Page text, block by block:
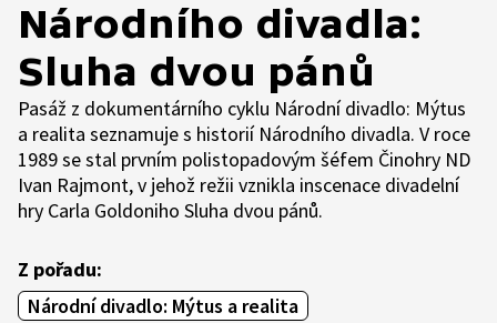
Národního divadla:
Sluha dvou pánů
Pasáž z dokumentárního cyklu Národní divadlo: Mýtus
a realita seznamuje s historií Národního divadla. V roce
1989 se stal prvním polistopadovým šéfem Činohry ND
Ivan Rajmont, v jehož režii vznikla inscenace divadelní
hry Carla Goldoniho Sluha dvou pánů.
Z pořadu:
Národní divadlo: Mýtus a realita